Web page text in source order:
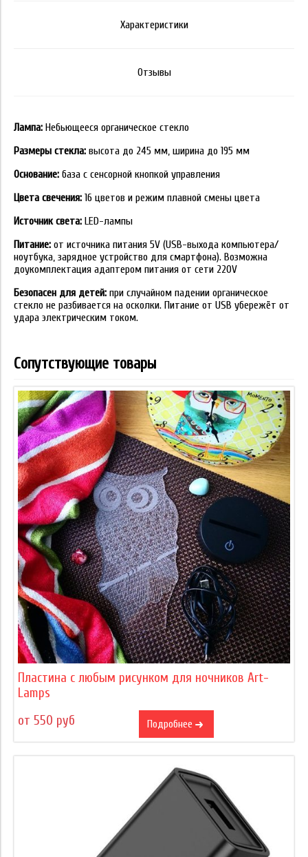
Характеристики
Отзывы
Лампа: Небьющееся органическое стекло
Размеры стекла: высота до 245 мм, ширина до 195 мм
Основание: база с сенсорной кнопкой управления
Цвета свечения: 16 цветов и режим плавной смены цвета
Источник света: LED-лампы
Питание: от источника питания 5V (USB-выхода компьютера/
ноутбука, зарядное устройство для смартфона). Возможна
доукомплектация адаптером питания от сети 220V
Безопасен для детей: при случайном падении органическое
стекло не разбивается на осколки. Питание от USB убережёт от
удара электрическим током.
Сопутствующие товары
Пластина с любым рисунком для ночников Art-
Lamps
от 550 руб
Подробнее